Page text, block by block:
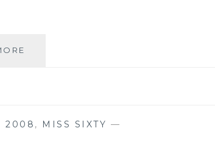
2008 , MISS SIXTY —